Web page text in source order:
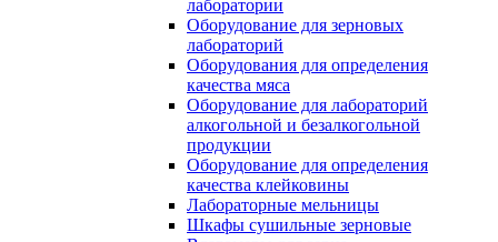
лаборатории
Оборудование для зерновых
лабораторий
Оборудования для определения
качества мяса
Оборудование для лабораторий
алкогольной и безалкогольной
продукции
Оборудование для определения
качества клейковины
Лабораторные мельницы
Шкафы сушильные зерновые